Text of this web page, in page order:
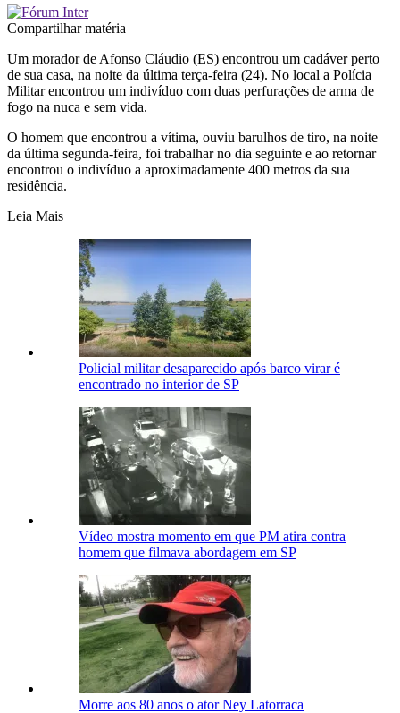
Compartilhar matéria
Um morador de Afonso Cláudio (ES) encontrou um cadáver perto
de sua casa, na noite da última terça-feira (24). No local a Polícia
Militar encontrou um indivíduo com duas perfurações de arma de
fogo na nuca e sem vida.
O homem que encontrou a vítima, ouviu barulhos de tiro, na noite
da última segunda-feira, foi trabalhar no dia seguinte e ao retornar
encontrou o indivíduo a aproximadamente 400 metros da sua
residência.
Leia Mais
Policial militar desaparecido após barco virar é
encontrado no interior de SP
Vídeo mostra momento em que PM atira contra
homem que filmava abordagem em SP
Morre aos 80 anos o ator Ney Latorraca